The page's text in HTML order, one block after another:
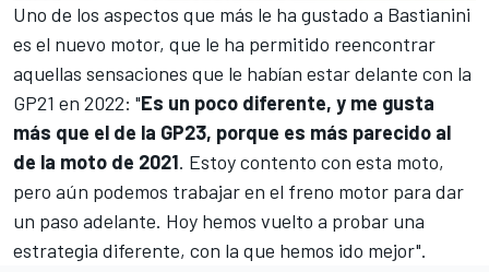
Uno de los aspectos que más le ha gustado a Bastianini
es el nuevo motor, que le ha permitido reencontrar
aquellas sensaciones que le habían estar delante con la
GP21 en 2022: "Es un poco diferente, y me gusta
más que el de la GP23, porque es más parecido al
de la moto de 2021. Estoy contento con esta moto,
pero aún podemos trabajar en el freno motor para dar
un paso adelante. Hoy hemos vuelto a probar una
estrategia diferente, con la que hemos ido mejor".